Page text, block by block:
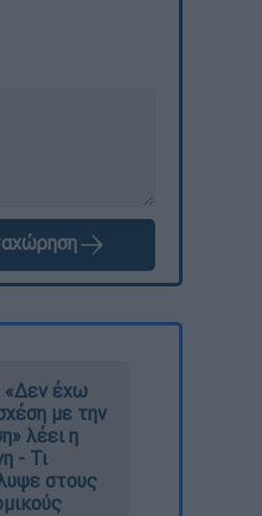
«Δεν έχω
με την
λέει η
- Τι
στους